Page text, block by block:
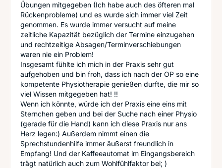
Übungen mitgegeben (Ich habe auch des öfteren mal
Rückenprobleme) und es wurde sich immer viel Zeit
genommen. Es wurde immer versucht auf meine
zeitliche Kapazität bezüglich der Termine einzugehen
und rechtzeitige Absagen/Terminverschiebungen
waren nie ein Problem!
Insgesamt fühlte ich mich in der Praxis sehr gut
aufgehoben und bin froh, dass ich nach der OP so eine
kompetente Physiotherapie genießen durfte, die mir so
viel Wissen mitgegeben hat! !!
Wenn ich könnte, würde ich der Praxis eine eins mit
Sternchen geben und bei der Suche nach einer Physio
(gerade für die Hand) kann ich diese Praxis nur ans
Herz legen:) Außerdem nimmt einen die
Sprechstundenhilfe immer äußerst freundlich in
Empfang! Und der Kaffeeautomat im Eingangsbereich
trägt natürlich auch zum Wohlfühlfaktor bei; )